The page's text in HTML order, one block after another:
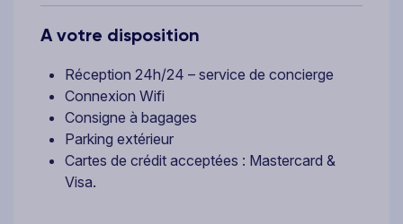
A votre disposition
Réception 24h/24 – service de concierge
Connexion Wifi
Consigne à bagages
Parking extérieur
Cartes de crédit acceptées : Mastercard &
Visa.